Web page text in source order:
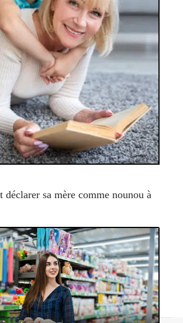
déclarer sa mère comme nounou à